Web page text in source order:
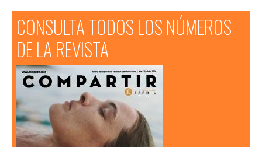
CONSULTA TODOS LOS NÚMEROS
DE LA REVISTA